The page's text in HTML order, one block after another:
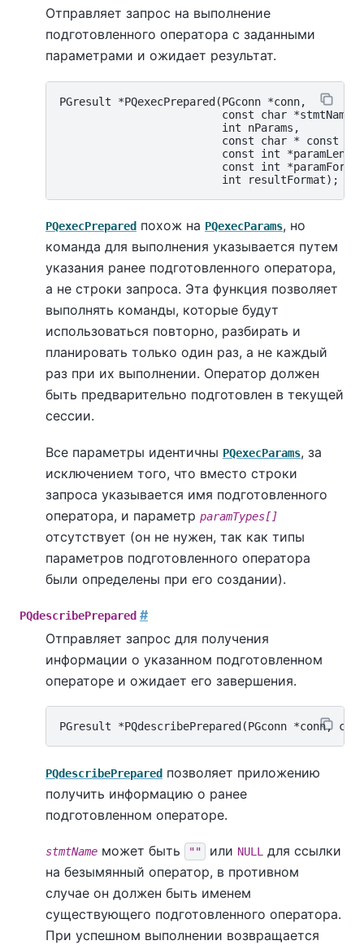
Отправляет запрос на выполнение
подготовленного оператора с заданными
параметрами и ожидает результат.
PGresult *PQexecPrepared(PGconn *conn,
                         const char *stmtName,
                         int nParams,
const char * const
const int
const int
PQexecPrepared похож на PQexecParams, но
команда для выполнения указывается путем
указания ранее подготовленного оператора,
а не строки запроса. Эта функция позволяет
выполнять команды, которые будут
использоваться повторно, разбирать и
планировать только один раз, а не каждый
раз при их выполнении. Оператор должен
быть предварительно подготовлен в текущей
сессии.
Все параметры идентичны PQexecParams, за
исключением того, что вместо строки
запроса указывается имя подготовленного
оператора, и параметр paramTypes[]
отсутствует (он не нужен, так как типы
параметров подготовленного оператора
были определены при его создании).
PQdescribePrepared #
Отправляет запрос для получения
информации о указанном подготовленном
операторе и ожидает его завершения.
PQdescribePrepared позволяет приложению
получить информацию о ранее
подготовленном операторе.
stmtName может быть "" или NULL
для ссылки
на безымянный оператор, в противном
случае он должен быть именем
существующего подготовленного оператора.
При успешном выполнении возвращается